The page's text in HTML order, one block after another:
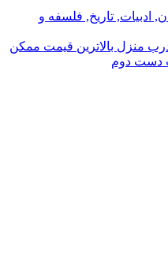
ادبیات, تاریخ, فلسفه و
منزل بالاترین قیمت ممکن
دست دوم